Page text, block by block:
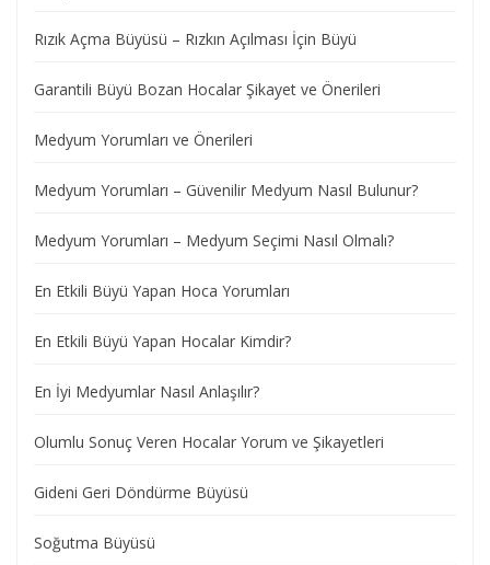
Rızık Açma Büyüsü – Rızkın Açılması İçin Büyü
Garantili Büyü Bozan Hocalar Şikayet ve Önerileri
Medyum Yorumları ve Önerileri
Medyum Yorumları – Güvenilir Medyum Nasıl Bulunur?
Medyum Yorumları – Medyum Seçimi Nasıl Olmalı?
En Etkili Büyü Yapan Hoca Yorumları
En Etkili Büyü Yapan Hocalar Kimdir?
En İyi Medyumlar Nasıl Anlaşılır?
Olumlu Sonuç Veren Hocalar Yorum ve Şikayetleri
Gideni Geri Döndürme Büyüsü
Soğutma Büyüsü